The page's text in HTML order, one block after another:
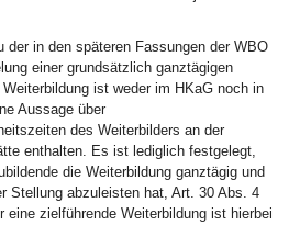
der in den späteren Fassungen der WBO
einer grundsätzlich ganztägigen
Weiterbildung ist weder im HKaG noch in
Aussage über
des Weiterbilders an der
enthalten. Es ist lediglich festgelegt,
die Weiterbildung ganztägig und
Stellung abzuleisten hat, Art. 30 Abs. 4
eine zielführende Weiterbildung ist hierbei